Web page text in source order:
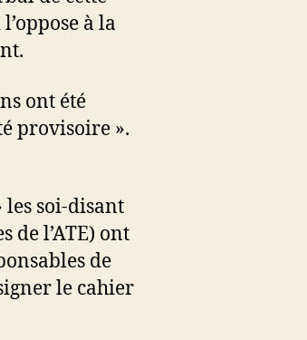
à la
ont été
provisoire ».
les soi-disant
de l’ATE) ont
de
le cahier